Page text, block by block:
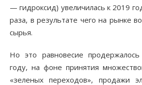
— гидроксид) увеличилась к 2019
раза, в результате чего на рынке
сырья.
Но это равновесие
году, на фоне принятия
«зеленых переходов», продажи